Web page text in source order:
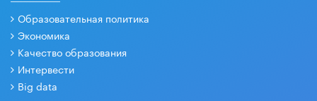
Образовательная политика
Экономика
Качество образования
Интервести
Big data